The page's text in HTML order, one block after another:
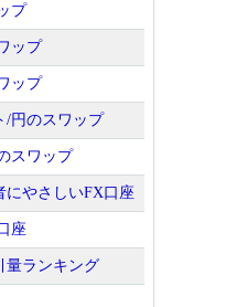
プ
ップ
ップ
/円のスワップ
スワップ
にやさしいFX口座
座
量ランキング